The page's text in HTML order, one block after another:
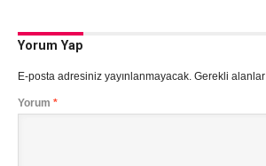
Yorum Yap
E-posta adresiniz yayınlanmayacak. Gerekli alanlar
Yorum *